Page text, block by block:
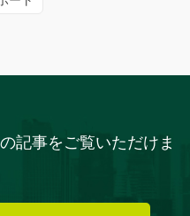
記事をご覧いただけま